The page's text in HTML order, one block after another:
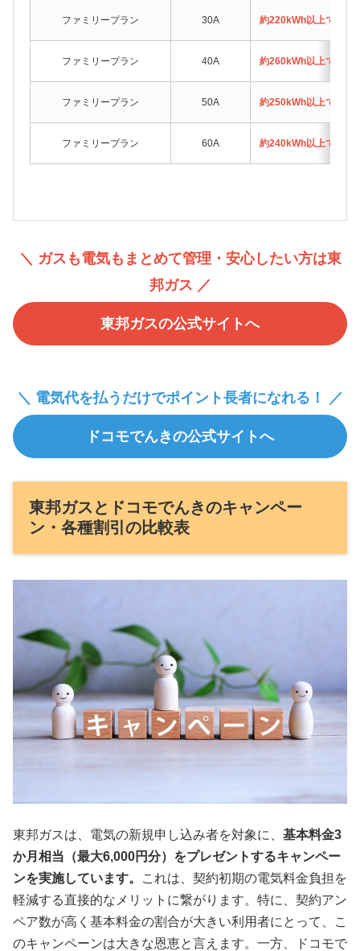
ファミリープラン 30A 約220kWh以上でドコ
ファミリープラン 40A 約260kWh以上でドコ
ファミリープラン 50A 約250kWh以上でドコ
ファミリープラン 60A 約240kWh以上でドコ
＼ ガスも電気もまとめて管理・安心したい方は東
邦ガス ／
東邦ガスの公式サイトへ
＼ 電気代を払うだけでポイント長者になれる！ ／
ドコモでんきの公式サイトへ
東邦ガスとドコモでんきのキャンペー
ン・各種割引の比較表
東邦ガスは、電気の新規申し込み者を対象に、 基本料金3
か月相当（最大6,000円分）をプレゼントするキャンペー
ンを実施しています。
これは、契約初期の電気料金負担を
軽減する直接的なメリットに繋がります。特に、契約アン
ペア数が高く基本料金の割合が大きい利用者にとって、こ
のキャンペーンは大きな恩恵と言えます。一方、ドコモで